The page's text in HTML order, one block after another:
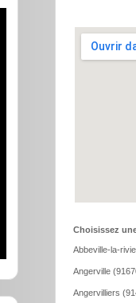
Choisissez
Abbeville-la-
Angerville
Angervilliers